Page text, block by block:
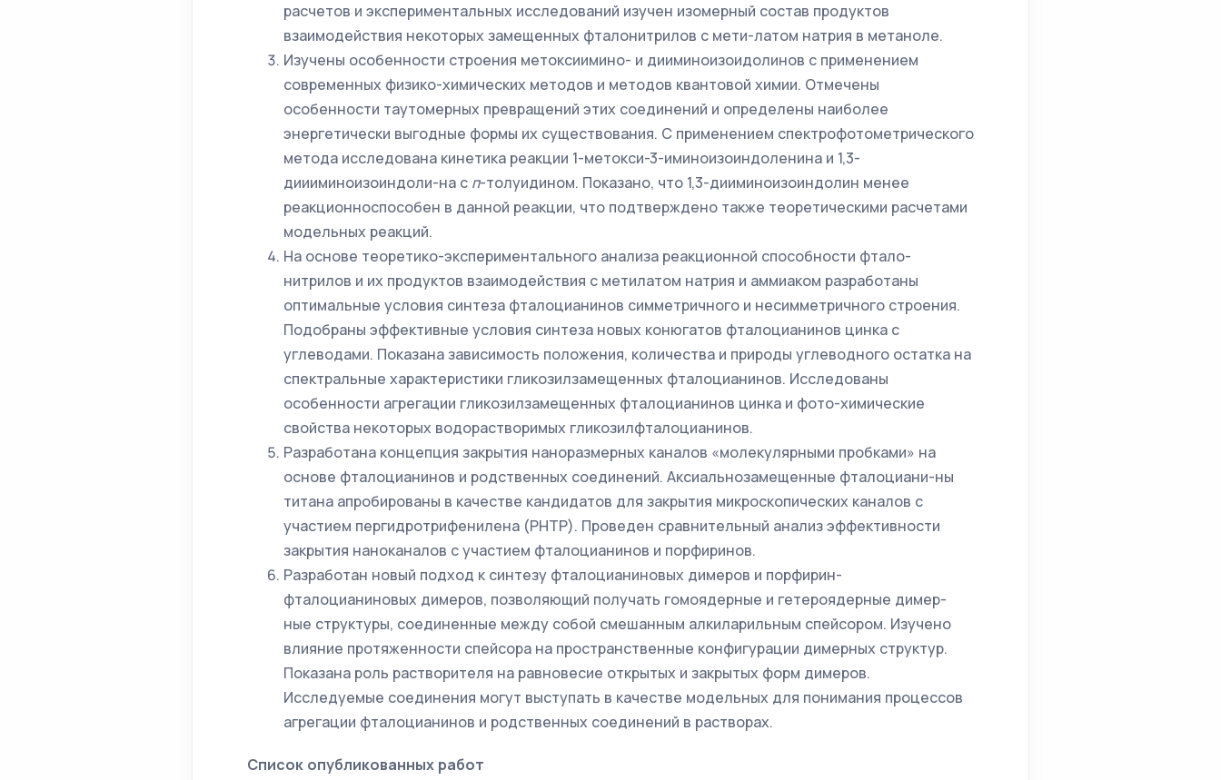
расчетов и экспериментальных исследований изучен изомерный состав продуктов
взаимодействия некоторых замещенных фталонитрилов с мети-латом натрия в метаноле.
Изучены особенности строения метоксиимино- и дииминоизоидолинов с применением
современных физико-химических методов и методов квантовой химии. Отмечены
особенности таутомерных превращений этих соединений и определены наиболее
энергетически выгодные формы их существования. С применением спектрофотометрического
метода исследована кинетика реакции 1-метокси-3-иминоизоиндоленина и 1,3-
диииминоизоиндоли-на с п-толуидином. Показано, что 1,3-дииминоизоиндолин менее
реакционноспособен в данной реакции, что подтверждено также теоретическими расчетами
модельных реакций.
На основе теоретико-экспериментального анализа реакционной способности фтало-
нитрилов и их продуктов взаимодействия с метилатом натрия и аммиаком разработаны
оптимальные условия синтеза фталоцианинов симметричного и несимметричного строения.
Подобраны эффективные условия синтеза новых конюгатов фталоцианинов цинка с
углеводами. Показана зависимость положения, количества и природы углеводного остатка на
спектральные характеристики гликозилзамещенных фталоцианинов. Исследованы
особенности агрегации гликозилзамещенных фталоцианинов цинка и фото-химические
свойства некоторых водорастворимых гликозилфталоцианинов.
Разработана концепция закрытия наноразмерных каналов «молекулярными пробками» на
основе фталоцианинов и родственных соединений. Аксиальнозамещенные фталоциани-ны
титана апробированы в качестве кандидатов для закрытия микроскопических каналов с
участием пергидротрифенилена (PHTP). Проведен сравнительный анализ эффективности
закрытия наноканалов с участием фталоцианинов и порфиринов.
Разработан новый подход к синтезу фталоцианиновых димеров и порфирин-
фталоцианиновых димеров, позволяющий получать гомоядерные и гетероядерные димер-
ные структуры, соединенные между собой смешанным алкиларильным спейсором. Изучено
влияние протяженности спейсора на пространственные конфигурации димерных структур.
Показана роль растворителя на равновесие открытых и закрытых форм димеров.
Исследуемые соединения могут выступать в качестве модельных для понимания процессов
агрегации фталоцианинов и родственных соединений в растворах.
Список опубликованных работ